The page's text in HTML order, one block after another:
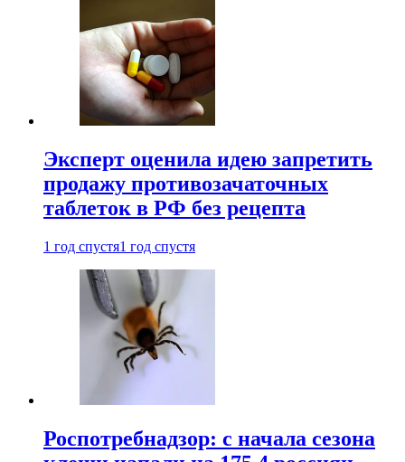
Эксперт оценила идею запретить
продажу противозачаточных
таблеток в РФ без рецепта
1 год спустя1 год спустя
Роспотребнадзор: с начала сезона